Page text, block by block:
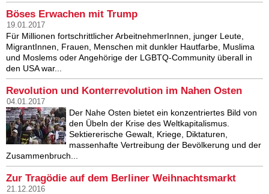
Böses Erwachen mit Trump
19.01.2017
Für Millionen fortschrittlicher ArbeitnehmerInnen, junger Leute,
MigrantInnen, Frauen, Menschen mit dunkler Hautfarbe, Muslima
und Moslems oder Angehörige der LGBTQ-Community überall in
den USA war...
Revolution und Konterrevolution im Nahen Osten
04.01.2017
Der Nahe Osten bietet ein konzentriertes Bild von
den Übeln der Krise des Weltkapitalismus.
Sektiererische Gewalt, Kriege, Diktaturen,
massenhafte Vertreibung der Bevölkerung und der
Zusammenbruch...
Zur Tragödie auf dem Berliner Weihnachtsmarkt
21.12.2016